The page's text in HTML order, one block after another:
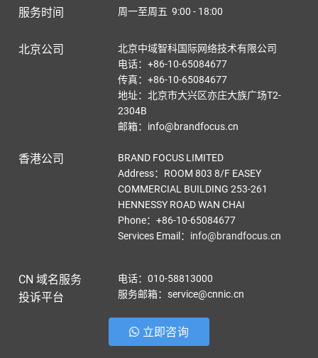
服务时间 周一至周五 9:00 - 18:00
北京公司
北京中域智科国际网络技术有限公司
电话：+86-10-65084677
传真：+86-10-65084677
地址：北京市大兴区亦庄大族广场T2-
2304B
邮箱：info@brandfocus.cn
香港公司
BRAND FOCUS LIMITED
Address：ROOM 803 8/F EASEY
COMMERCIAL BUILDING 253-261
HENNESSY ROAD WAN CHAI
Phone：+86-10-65084677
Services Email ： info@brandfocus.cn
CN 域名服务
投诉平台
电话：010-58813000
服务邮箱：service@cnnic.cn
立即咨询